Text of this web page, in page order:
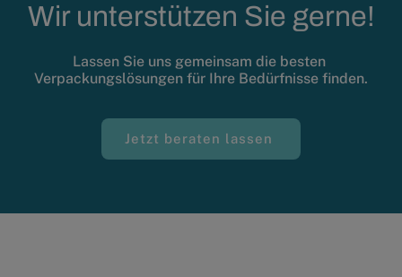
Wir unterstützen Sie gerne!
Lassen Sie uns gemeinsam die besten
Verpackungslösungen für Ihre Bedürfnisse finden.
Jetzt beraten lassen